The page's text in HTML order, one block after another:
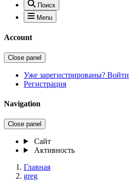
Поиск
Menu
Account
Close panel
Уже зарегистрированы? Войти
Регистрация
Navigation
Close panel
Сайт
Активность
Главная
greg